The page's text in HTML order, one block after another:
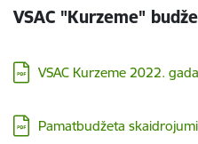
VSAC "Kurzeme"
Lejupielādēt:
VSAC Kurzeme 2022.
Lejupielādēt:
Pamatbudžeta